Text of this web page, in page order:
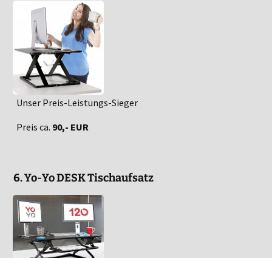
Unser Preis-Leistungs-Sieger
Preis ca. 90,- EUR
6. Yo-Yo DESK Tischaufsatz